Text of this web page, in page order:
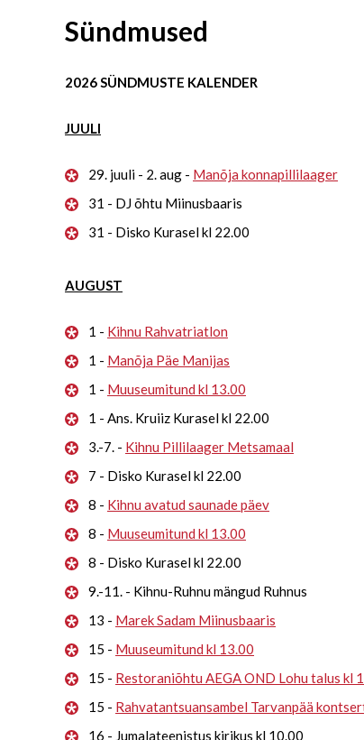
Sündmused
2026 SÜNDMUSTE KALENDER
JUULI
29. juuli - 2. aug - Manõja konnapillilaager
31 - DJ õhtu Miinusbaaris
31 - Disko Kurasel kl 22.00
AUGUST
1 - Kihnu Rahvatriatlon
1 - Manõja Päe Manijas
1 - Muuseumitund kl 13.00
1 - Ans. Kruiiz Kurasel kl 22.00
3.-7. - Kihnu Pillilaager Metsamaal
7 - Disko Kurasel kl 22.00
8 - Kihnu avatud saunade päev
8 - Muuseumitund kl 13.00
8 - Disko Kurasel kl 22.00
9.-11. - Kihnu-Ruhnu mängud Ruhnus
13 - Marek Sadam Miinusbaaris
15 - Muuseumitund kl 13.00
15 - Restoraniõhtu AEGA OND Lohu talus kl
15 - Rahvatantsuansambel Tarvanpää
16 - Jumalateenistus kirikus kl 10.00